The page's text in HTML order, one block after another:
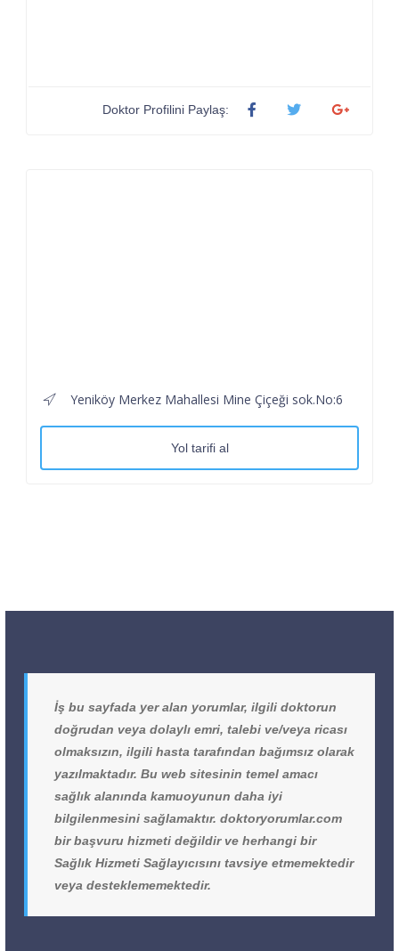
Doktor Profilini Paylaş:
Yeniköy Merkez Mahallesi Mine Çiçeği sok.No:6
Yol tarifi al
İş bu sayfada yer alan yorumlar, ilgili doktorun
doğrudan veya dolaylı emri, talebi ve/veya ricası
olmaksızın, ilgili hasta tarafından bağımsız olarak
yazılmaktadır. Bu web sitesinin temel amacı
sağlık alanında kamuoyunun daha iyi
bilgilenmesini sağlamaktır. doktoryorumlar.com
bir başvuru hizmeti değildir ve herhangi bir
Sağlık Hizmeti Sağlayıcısını tavsiye etmemektedir
veya desteklememektedir.